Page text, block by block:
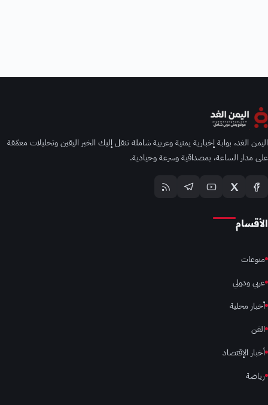
اليمن الغد، بوابة إخبارية يمنية وعربية شاملة تنقل إليك الخبر اليقين وتحليلات معمّقة
على مدار الساعة، بمصداقية وسرعة وحيادية.
الأقسام
منوعات
عربي ودولي
أخبار محلية
الفن
أخبار الإقتصاد
رياضة